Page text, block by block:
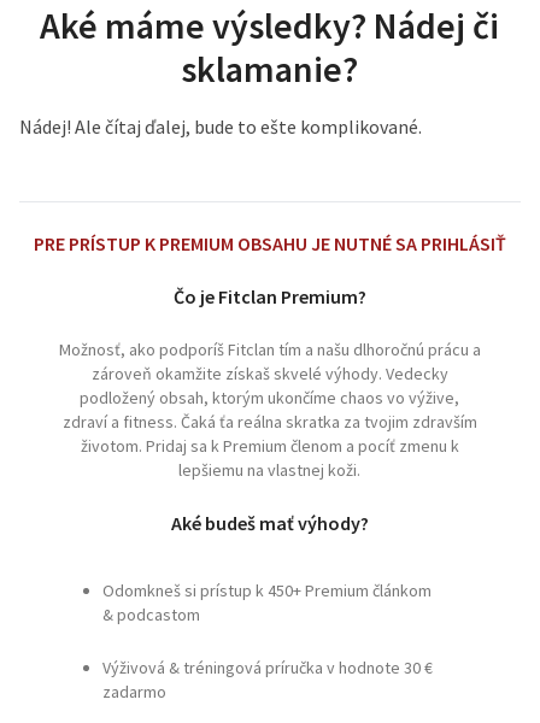
Aké máme výsledky? Nádej či
sklamanie?
Nádej! Ale čítaj ďalej, bude to ešte komplikované.
PRE PRÍSTUP K PREMIUM OBSAHU JE NUTNÉ SA PRIHLÁSIŤ
Čo je Fitclan Premium?
Možnosť, ako podporíš Fitclan tím a našu dlhoročnú prácu a
zároveň okamžite získaš skvelé výhody. Vedecky
podložený obsah, ktorým ukončíme chaos vo výžive,
zdraví a fitness. Čaká ťa reálna skratka za tvojim zdravším
životom. Pridaj sa k Premium členom a pocíť zmenu k
lepšiemu na vlastnej koži.
Aké budeš mať výhody?
Odomkneš si prístup k 450+ Premium článkom
& podcastom
Výživová & tréningová príručka v hodnote 30 €
zadarmo